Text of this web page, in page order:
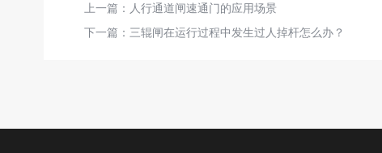
上一篇： 人行通道闸速通门的应用场景
下一篇： 三辊闸在运行过程中发生过人掉杆怎么办？